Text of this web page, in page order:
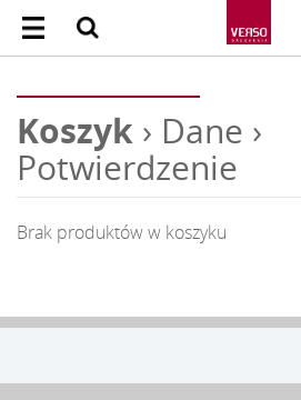
Koszyk › Dane ›
Potwierdzenie
Brak produktów w koszyku